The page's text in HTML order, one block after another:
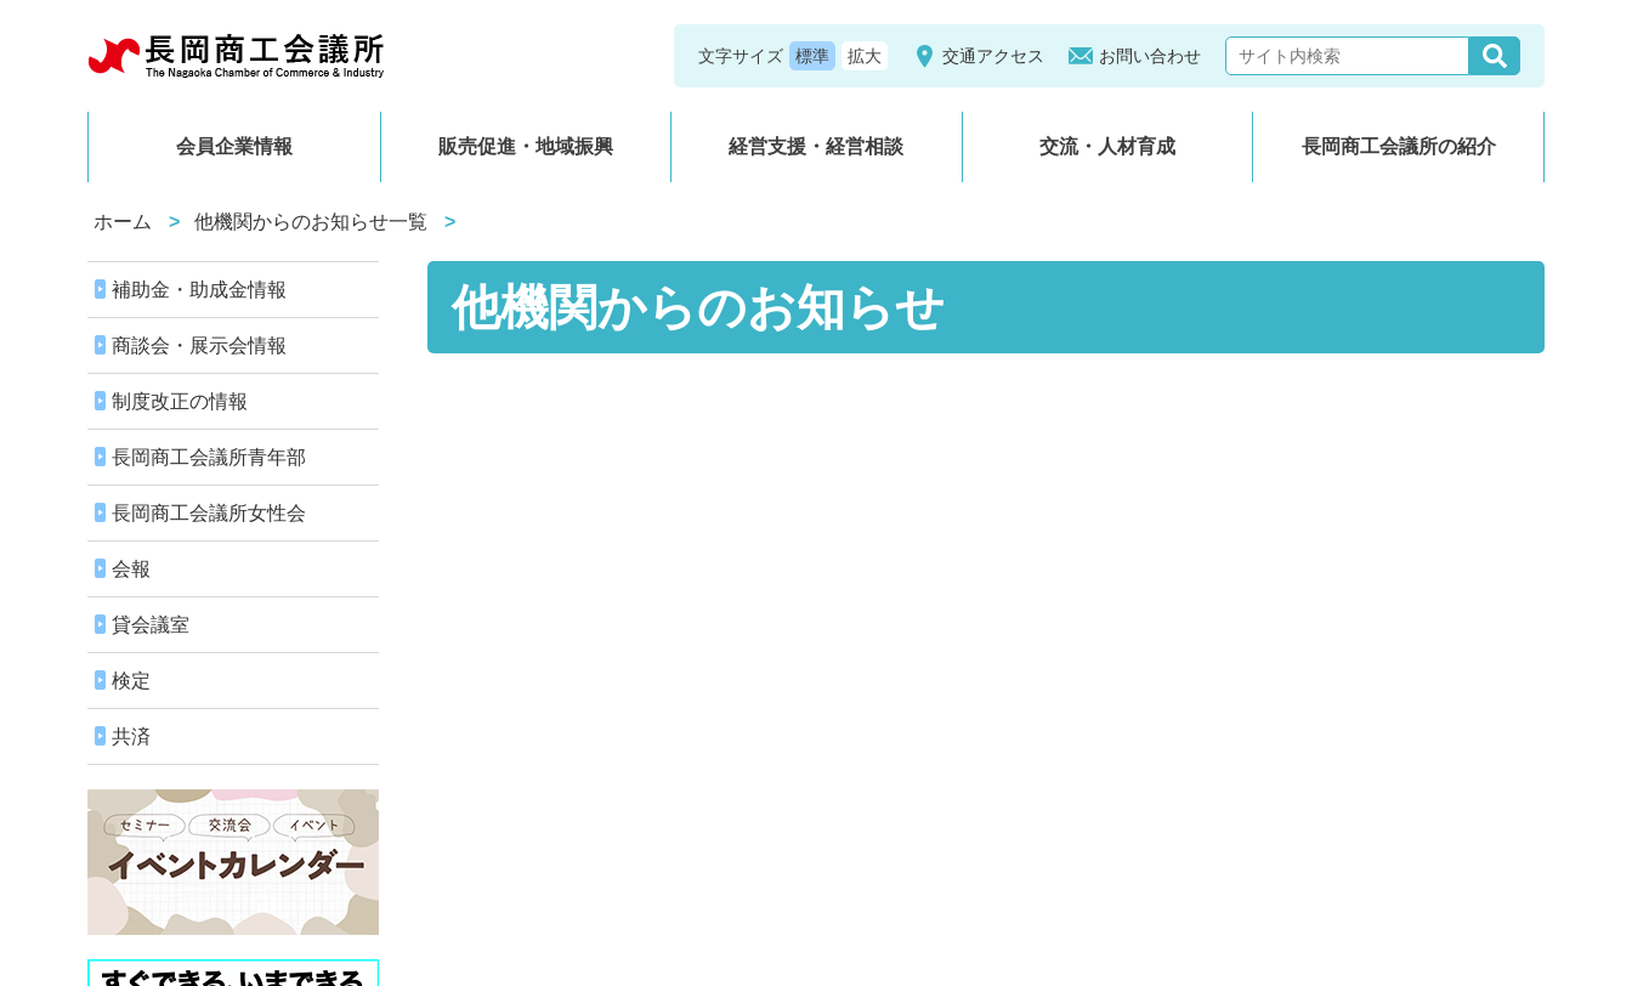
文字サイズ 交通アクセス お問い合わせ
会員企業情報 販売促進・地域振興 経営支援・経営相談 交流・人材育成 長岡商工会議所の紹介
ホーム 他機関からのお知らせ一覧
他機関からのお知らせ
補助金・助成金情報
商談会・展示会情報
制度改正の情報
長岡商工会議所青年部
長岡商工会議所女性会
会報
貸会議室
検定
共済